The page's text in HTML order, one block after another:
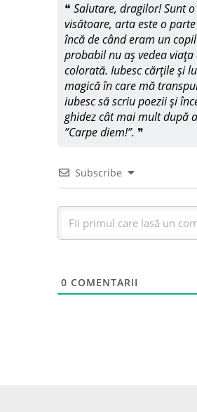
❝ Salutare, dragilor! Sunt
visătoare, arta este o
încă de când eram un
probabil nu aș vedea viața
colorată. Iubesc cărțile și
magică în care mă
iubesc să scriu poezii și
ghidez cât mai mult după
”Carpe diem!”. ❞
Subscribe
0 COMENTARII